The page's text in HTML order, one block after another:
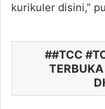
kurikuler disini,”
#TCC